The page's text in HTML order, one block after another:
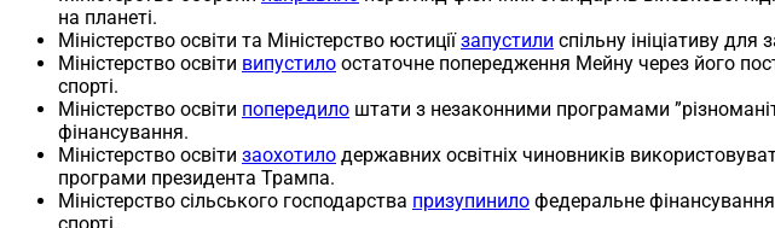
на планеті.
Міністерство освіти та Міністерство юстиціїзапустили спільну ініціативу
Міністерство освіти випустило остаточне попередження Мейну через його
спорті.
Міністерство освіти попередило штати з незаконними програмами
фінансування.
Міністерство освіти заохотило державних освітніх чиновників
програми президента Трампа.
Міністерство сільського господарства призупинило федеральне